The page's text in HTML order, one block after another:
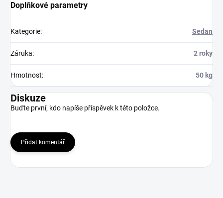
Doplňkové parametry
Kategorie: Sedan
Záruka: 2 roky
Hmotnost: 50 kg
Diskuze
Buďte první, kdo napíše příspěvek k této položce.
Přidat komentář